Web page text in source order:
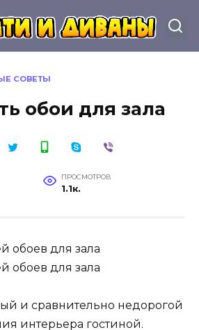
СОВЕТЫ
обои для зала
ПРОСМОТРОВ
1.1к.
обоев для зала
обоев для зала
и сравнительно недорогой
интерьера гостиной.